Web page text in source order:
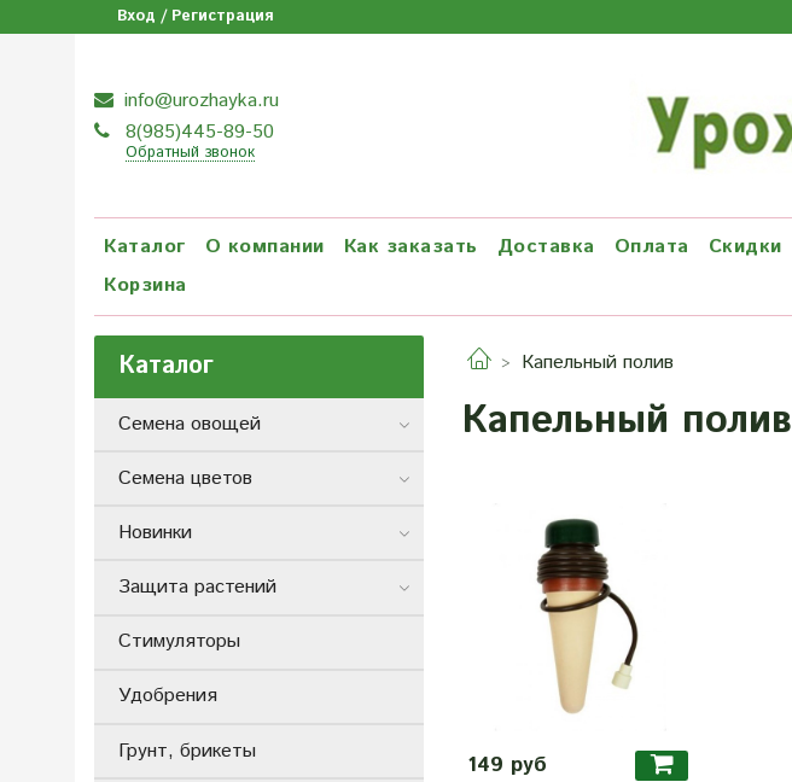
Вход / Регистрация
info@urozhayka.ru
8(985)445-89-50
Обратный звонок
Каталог О компании Как заказать Доставка Оплата Скидки
Корзина
Капельный полив
Капельный полив
149 руб
Каталог
Семена овощей
Семена цветов
Новинки
Защита растений
Стимуляторы
Удобрения
Грунт, брикеты